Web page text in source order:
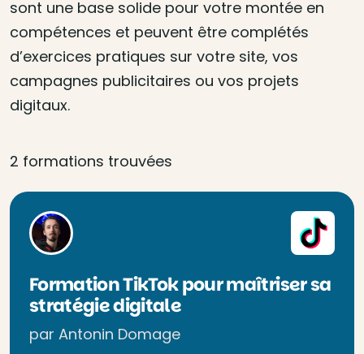
sont une base solide pour votre montée en
compétences et peuvent être complétés
d’exercices pratiques sur votre site, vos
campagnes publicitaires ou vos projets
digitaux.
2 formations trouvées
Formation TikTok pour maîtriser sa
stratégie digitale
par Antonin Domage